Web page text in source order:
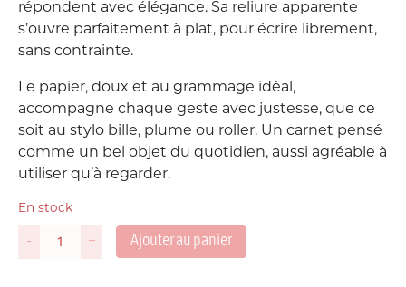
répondent avec élégance. Sa reliure apparente
s’ouvre parfaitement à plat, pour écrire librement,
sans contrainte.
Le papier, doux et au grammage idéal,
accompagne chaque geste avec justesse, que ce
soit au stylo bille, plume ou roller. Un carnet pensé
comme un bel objet du quotidien, aussi agréable à
utiliser qu’à regarder.
En stock
-
quantité
+ Ajouter au panier